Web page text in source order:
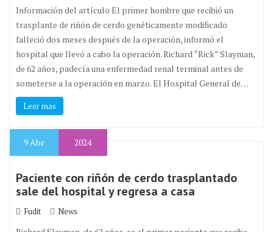
Información del artículo El primer hombre que recibió un
trasplante de riñón de cerdo genéticamente modificado
falleció dos meses después de la operación, informó el
hospital que llevó a cabo la operación. Richard “Rick” Slayman,
de 62 años, padecía una enfermedad renal terminal antes de
someterse a la operación en marzo. El Hospital General de…
Leer mas
9Abr 2024
Paciente con riñón de cerdo trasplantado
sale del hospital y regresa a casa
Fudit News